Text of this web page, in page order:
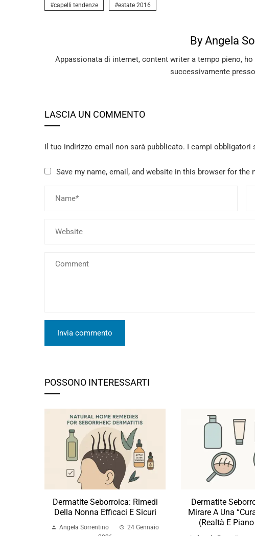
capelli tendenze estate 2016
By Angela
Appassionata di internet, content writer a tempo pieno,
successivamente
LASCIA UN COMMENTO
Il tuo indirizzo email non sarà pubblicato. I campi obbligatori
Save my name, email, and website in this browser for the
POSSONO INTERESSARTI
Dermatite Seborroica: Rimedi
Della Nonna Efficaci E Sicuri
Angela Sorrentino
24 Gennaio
Dermatite
Mirare A Una
(realtà E